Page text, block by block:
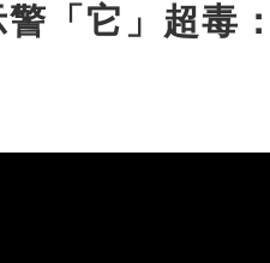
「它」超毒